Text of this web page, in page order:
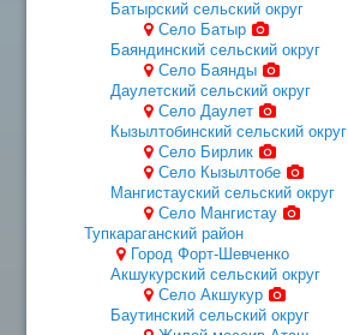
Батырский сельский округ
Село Батыр
Баяндинский сельский округ
Село Баянды
Даулетский сельский округ
Село Даулет
Кызылтобинский сельский округ
Село Бирлик
Село Кызылтобе
Мангистауский сельский округ
Село Мангистау
Тупкараганский район
Город Форт-Шевченко
Акшукурский сельский округ
Село Акшукур
Баутинский сельский округ